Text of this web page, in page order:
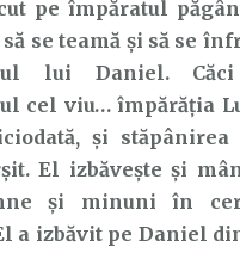
pe împăratul
se teamă și să se
lui Daniel.
cel viu… împărăția
și
El izbăvește și
și minuni în
a izbăvit pe Daniel